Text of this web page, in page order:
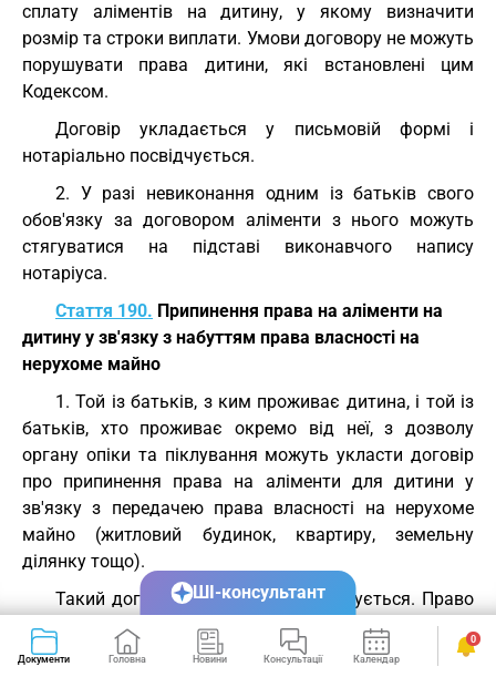
сплату аліментів на дитину, у якому визначити
розмір та строки виплати. Умови договору не можуть
порушувати права дитини, які встановлені цим
Кодексом.
Договір укладається у письмовій формі і
нотаріально посвідчується.
2. У разі невиконання одним із батьків свого
обов'язку за договором аліменти з нього можуть
стягуватися на підставі виконавчого напису
нотаріуса.
Стаття 190. Припинення права на аліменти на
дитину у зв'язку з набуттям права власності на
нерухоме майно
1. Той із батьків, з ким проживає дитина, і той із
батьків, хто проживає окремо від неї, з дозволу
органу опіки та піклування можуть укласти договір
про припинення права на аліменти для дитини у
зв'язку з передачею права власності на нерухоме
майно (житловий будинок, квартиру, земельну
ділянку тощо).
Такий договір нотаріально посвідчується. Право
власності на нерухоме майно за таким договором
виникає з моменту державної реєстрації цього права
Документи Головна Новини Консультації Календар Сервіси
0
ШІ-консультант